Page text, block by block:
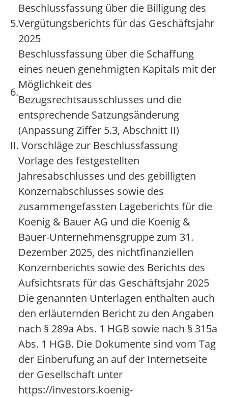
5.
Beschlussfassung über die Billigung des
Vergütungsberichts für das Geschäftsjahr
2025
6.
Beschlussfassung über die Schaffung
eines neuen genehmigten Kapitals mit der
Möglichkeit des
Bezugsrechtsausschlusses und die
entsprechende Satzungsänderung
(Anpassung Ziffer 5.3, Abschnitt II)
II. Vorschläge zur Beschlussfassung
Vorlage des festgestellten
Jahresabschlusses und des gebilligten
Konzernabschlusses sowie des
zusammengefassten Lageberichts für die
Koenig & Bauer AG und die Koenig &
Bauer-Unternehmensgruppe zum 31.
Dezember 2025, des nichtfinanziellen
Konzernberichts sowie des Berichts des
Aufsichtsrats für das Geschäftsjahr 2025
Die genannten Unterlagen enthalten auch
den erläuternden Bericht zu den Angaben
nach § 289a Abs. 1 HGB sowie nach § 315a
Abs. 1 HGB. Die Dokumente sind vom Tag
der Einberufung an auf der Internetseite
der Gesellschaft unter
https://investors.koenig-